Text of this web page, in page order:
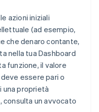
azioni iniziali
(ad esempio,
che denaro contante,
nella tua Dashboard
funzione, il valore
essere pari o
una proprietà
un avvocato